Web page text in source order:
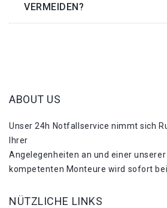
VERMEIDEN?
ABOUT US
Unser 24h Notfallservice nimmt sich
Ihrer
Angelegenheiten an und einer
kompetenten Monteure wird sofort
NÜTZLICHE LINKS